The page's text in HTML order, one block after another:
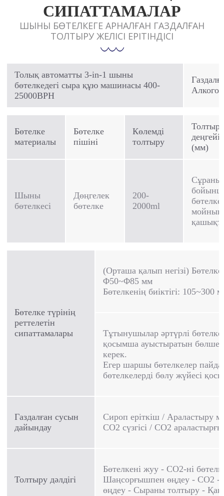
СИПАТТАМАЛАР
ШЫНЫ БӨТЕЛКЕГЕ АРНАЛҒАН ГАЗДАЛҒАН
ТОЛТЫРУ ЖЕЛІСІ ЕРІТІНДІСІ
Толық автоматты 3-in-1 шыны
бөтелкедегі сыра құю машинасы 400-
25000BPH
Бөтелке
материалы
Бөтелке
пішіні
Көлемді
толтыру
Толтыру
деңгейі
(мм)
Шыны
бөтелкесі
Дөңгелек
бөтелке
200-
2000ml
бөтелке
Бөтелке түрінің
реттелетін
сипаттамалары
(Орташа қалып негізі) Бөтелке
Φ50~Φ85 мм
Бөтелкенің биіктігі: 105~300
Тұтынушылар әртүрлі
қосымша ауыстыратын
керек.
Егер шаршы бөтелкелер
бөтелкелерді бөлу жүйесі
Газдалған сусын
дайындау
Сироп еріткіш / Араластыру
CO2 сүзгісі / CO2
Толтыру дәлдігі
Бөтелкені жуу - CO2-ні
Шаңсорғышпен өңдеу - CO2
өңдеу - Сыраны толтыру -